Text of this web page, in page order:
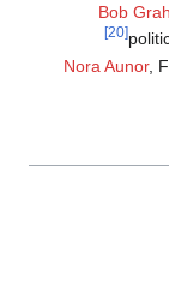
Bob
[20]
Nora Aunor,